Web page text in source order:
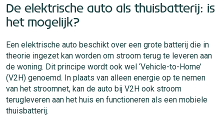
De elektrische auto als thuisbatterij: is
het mogelijk?
Een elektrische auto beschikt over een grote batterij die in
theorie ingezet kan worden om stroom terug te leveren aan
de woning. Dit principe wordt ook wel ‘Vehicle-to-Home’
(V2H) genoemd. In plaats van alleen energie op te nemen
van het stroomnet, kan de auto bij V2H ook stroom
terugleveren aan het huis en functioneren als een mobiele
thuisbatterij.